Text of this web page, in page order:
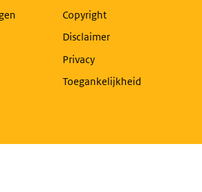
Copyright
Disclaimer
Privacy
Toegankelijkheid